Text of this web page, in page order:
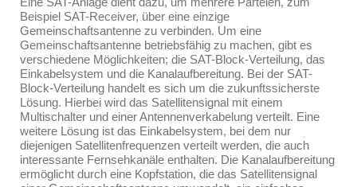
Beispiel SAT-Receiver, über eine einzige
Gemeinschaftsantenne zu verbinden. Um eine
Gemeinschaftsantenne betriebsfähig zu machen, gibt es
verschiedene Möglichkeiten; die SAT-Block-Verteilung, das
Einkabelsystem und die Kanalaufbereitung. Bei der SAT-
Block-Verteilung handelt es sich um die zukunftssicherste
Lösung. Hierbei wird das Satellitensignal mit einem
Multischalter und einer Antennenverkabelung verteilt. Eine
weitere Lösung ist das Einkabelsystem, bei dem nur
diejenigen Satellitenfrequenzen verteilt werden, die auch
interessante Fernsehkanäle enthalten. Die Kanalaufbereitung
ermöglicht durch eine Kopfstation, die das Satellitensignal